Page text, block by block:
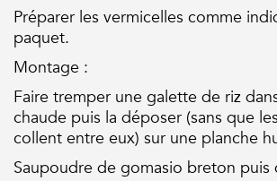
Préparer les vermicelles comme
paquet.
Montage :
Faire tremper une galette de riz
chaude puis la déposer (sans que
collent entre eux) sur une planche
Saupoudre de gomasio breton puis